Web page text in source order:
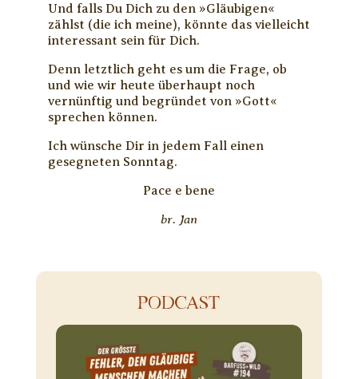
Und falls Du Dich zu den »Gläubigen«
zählst (die ich meine), könnte das vielleicht
interessant sein für Dich.
Denn letztlich geht es um die Frage, ob
und wie wir heute überhaupt noch
vernünftig und begründet von »Gott«
sprechen können.
Ich wünsche Dir in jedem Fall einen
gesegneten Sonntag.
Pace e bene
br. Jan
PODCAST